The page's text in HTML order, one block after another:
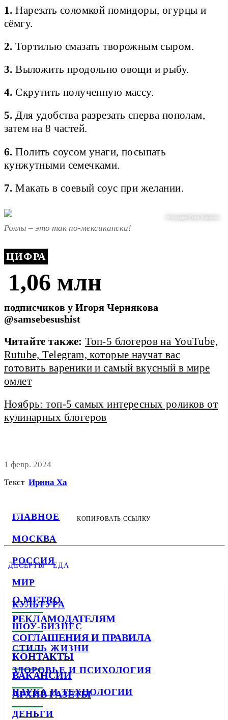
ГЛАВНОЕ
МОСКВА
РОССИЯ
МИР
КУЛЬТУРА
ШОУ-БИЗНЕС
СТИЛЬ ЖИЗНИ
ЗДОРОВЬЕ И ПСИХОЛОГИЯ
НАУКА И ТЕХНОЛОГИИ
ДЕНЬГИ
1. Нарезать соломкой помидоры, огурцы и
сёмгу.
2. Тортилью смазать творожным сыром.
3.Выложить продольно овощи и рыбу.
4. Скрутить полученную массу.
5. Для удобства разрезать сперва пополам,
затем на 8 частей.
6. Полить соусом унаги, посыпать
кунжутными семечками.
7. Макать в соевый соус при желании.
Фотография Игоря Чернякова
Роллы – это так по-мексикански!
ЦИФРА
1,06 млн
подписчиков у Игоря Чернякова
@samsebesushist
Читайте также: Топ-5 блогеров на YouTube,
Rutube, Telegram, которые научат вас
готовить вареники и самый вкусный в мире
омлет
Ноябрь: топ-5 самых интересных роликов от
кулинарных блогеров
1 февр. 2024
Текст Ирина Ха
КОПИРОВАТЬ ССЫЛКУ
ДЕСЕРТЫ ЕДА
О METRO
РЕКЛАМОДАТЕЛЯМ
СОГЛАШЕНИЯ И ПРАВИЛА
КОНТАКТЫ
ВАКАНСИИ
АРХИВ ГАЗЕТЫ